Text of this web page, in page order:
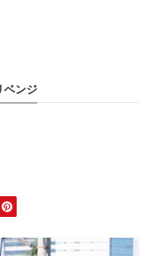
ベンジ